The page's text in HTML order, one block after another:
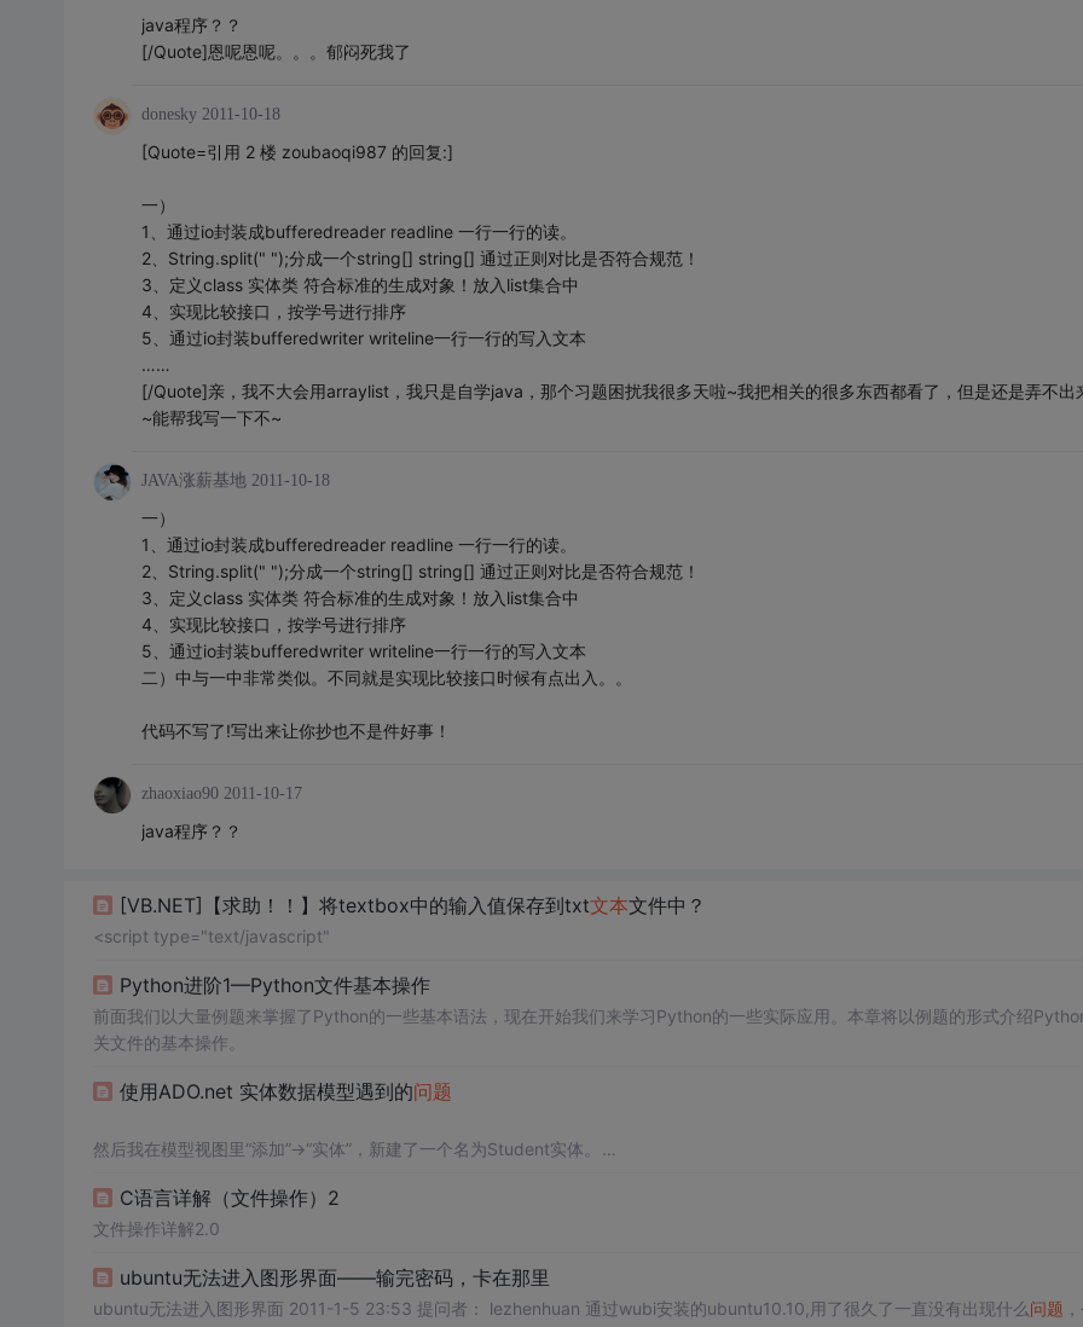
java程序？？
[/Quote]恩呢恩呢。。。郁闷死我了
donesky 2011-10-18
[Quote=引用 2 楼 zoubaoqi987 的回复:]
一）
1、通过io封装成bufferedreader readline 一行一行的读。
2、String.split(" ");分成一个string[] string[] 通过正则对比是否符合规范！
3、定义class 实体类 符合标准的生成对象！放入list集合中
4、实现比较接口，按学号进行排序
5、通过io封装bufferedwriter writeline一行一行的写入文本
……
[/Quote]亲，我不大会用arraylist，我只是自学java，那个习题困扰我很多天啦~我把相关的很多东西都看了，但是还是弄不出
~能帮我写一下不~
JAVA涨薪基地 2011-10-18
一）
1、通过io封装成bufferedreader readline 一行一行的读。
2、String.split(" ");分成一个string[] string[] 通过正则对比是否符合规范！
3、定义class 实体类 符合标准的生成对象！放入list集合中
4、实现比较接口，按学号进行排序
5、通过io封装bufferedwriter writeline一行一行的写入文本
二）中与一中非常类似。不同就是实现比较接口时候有点出入。。
代码不写了!写出来让你抄也不是件好事！
zhaoxiao90 2011-10-17
java程序？？
[VB.NET]【求助！！】将textbox中的输入值保存到txt文本文件中？
<script type="text/javascript"
Python进阶1—Python文件基本操作
前面我们以大量例题来掌握了Python的一些基本语法，现在开始我们来学习Python的一些实际应用。本章将以例题的形式介绍
关文件的基本操作。
使用ADO.net 实体数据模型遇到的问题
然后我在模型视图里“添加”->“实体”，新建了一个名为Student实体。
我的操作如下：
在edmx文件视图下，右键选“根据模型生成数据库”，结果弹出“生成数据库向导”对话框，点完成。
结果，edmx模型中的那些“视图”，居然以表的形式，被新建到了northwind数据库
C语言详解（文件操作）2
文件操作详解2.0
ubuntu无法进入图形界面——输完密码，卡在那里
ubuntu无法进入图形界面 2011-1-5 23:53 提问者： lezhenhuan 通过wubi安装的ubuntu10.10,用了很久了一直没有出现什么问题